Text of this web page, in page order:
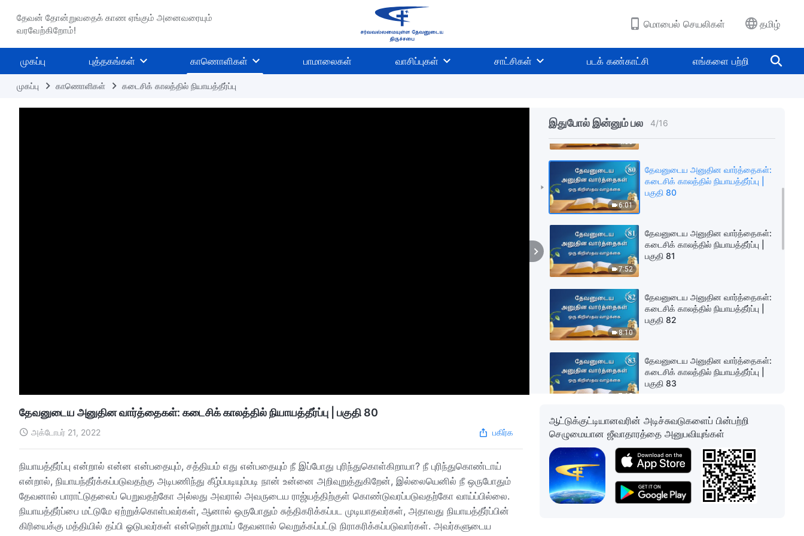
தேவன் தோன்றுவதைக் காண ஏங்கும் அனைவரையும்
வரவேற்கிறோம்!
மொபைல் செயலிகள் தமிழ்
முகப்பு புத்தகங்கள் காணொளிகள் பாமாலைகள் வாசிப்புகள் சாட்சிகள் படக் கண்காட்சி எங்களை பற்றி
முகப்பு காணொளிகள் கடைசிக் காலத்தில் நியாயத்தீர்ப்பு
இதுபோல் இன்னும் பல 4/16
பகுதி 78
4:30
கடைசிக் காலத்தில் நியாயத்தீர்ப்பு |
பகுதி 79
6:01
தேவனுடைய அனுதின வார்த்தைகள்:
கடைசிக் காலத்தில் நியாயத்தீர்ப்பு |
பகுதி 80
7:52
தேவனுடைய அனுதின வார்த்தைகள்:
கடைசிக் காலத்தில் நியாயத்தீர்ப்பு |
பகுதி 81
8:10
தேவனுடைய அனுதின வார்த்தைகள்:
கடைசிக் காலத்தில் நியாயத்தீர்ப்பு |
பகுதி 82
7:15
தேவனுடைய அனுதின வார்த்தைகள்:
கடைசிக் காலத்தில் நியாயத்தீர்ப்பு |
பகுதி 83
10:12
தேவனுடைய அனுதின வார்த்தைகள்:
கடைசிக் காலத்தில் நியாயத்தீர்ப்பு |
பகுதி 84
தேவனுடைய அனுதின வார்த்தைகள்:
கடைசிக் காலத்தில் நியாயத்தீர்ப்பு |
தேவனுடைய அனுதின வார்த்தைகள்: கடைசிக் காலத்தில் நியாயத்தீர்ப்பு | பகுதி 80
அக்டோபர் 21, 2022 பகிர்க
நியாயத்தீர்ப்பு என்றால் என்ன என்பதையும், சத்தியம் எது என்பதையும் நீ இப்போது புரிந்துகொள்கிறாயா? நீ புரிந்துகொண்டாய்
என்றால், நியாயந்தீர்க்கப்படுவதற்கு அடிபணிந்து கீழ்ப்படியும்படி நான் உன்னை அறிவுறுத்துகிறேன், இல்லையெனில் நீ ஒருபோதும்
தேவனால் பாராட்டுதலைப் பெறுவதற்கோ அல்லது அவரால் அவருடைய ராஜ்யத்திற்குள் கொண்டுவரப்படுவதற்கோ வாய்ப்பில்லை.
நியாயத்தீர்ப்பை மட்டுமே ஏற்றுக்கொள்பவர்கள், ஆனால் ஒருபோதும் சுத்திகரிக்கப்பட முடியாதவர்கள், அதாவது நியாயத்தீர்ப்பின்
கிரியைக்கு மத்தியில் தப்பி ஓடுபவர்கள் என்றென்றுமாய் தேவனால் வெறுக்கப்பட்டு நிராகரிக்கப்படுவார்கள். அவர்களுடைய
ஆட்டுக்குட்டியானவரின் அடிச்சுவடுகளைப் பின்பற்றி
செழுமையான ஜீவாதாரத்தை அனுபவியுங்கள்